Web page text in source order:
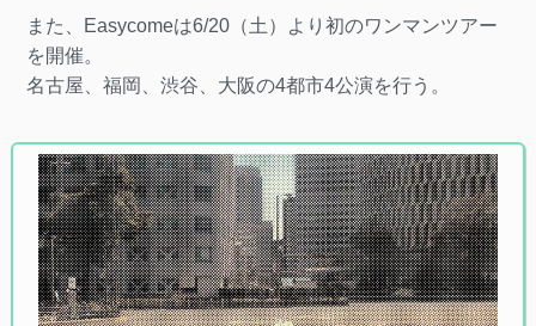
また、Easycomeは6/20（土）より初のワンマンツアー
を開催。
名古屋、福岡、渋谷、大阪の4都市4公演を行う。